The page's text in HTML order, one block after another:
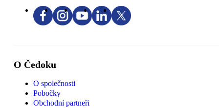
O Čedoku
O společnosti
Pobočky
Obchodní partneři